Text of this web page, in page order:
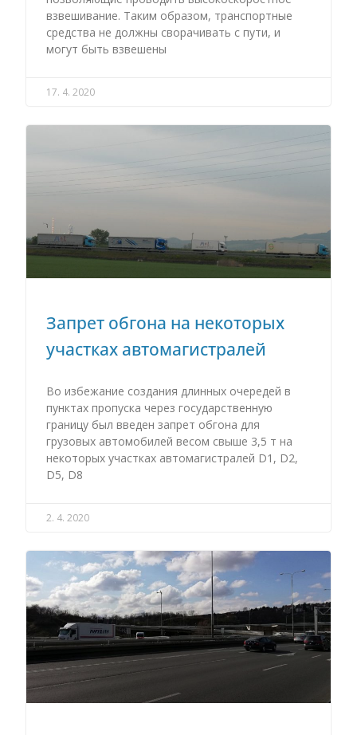
взвешивание. Таким образом, транспортные
средства не должны сворачивать с пути, и
могут быть взвешены
17. 4. 2020
Запрет обгона на некоторых
участках автомагистралей
Во избежание создания длинных очередей в
пунктах пропуска через государственную
границу был введен запрет обгона для
грузовых автомобилей весом свыше 3,5 т на
некоторых участках автомагистралей D1, D2,
D5, D8
2. 4. 2020